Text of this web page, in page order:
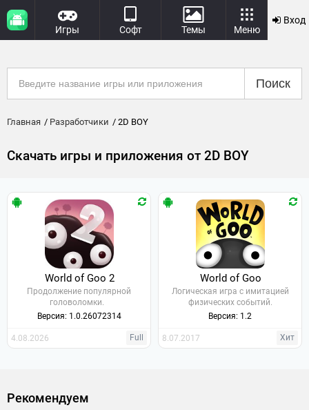
Игры Софт Темы Меню
Вход
Поиск
Главная Разработчики 2D BOY
Скачать игры и приложения от 2D BOY
World of Goo 2
Продолжение популярной
головоломки.
Версия: 1.0.26072314
4.08.2026 Full
World of Goo
Логическая игра с имитацией
физических событий.
Версия: 1.2
8.07.2017 Хит
Рекомендуем